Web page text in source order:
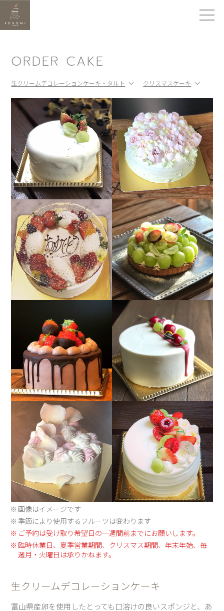
ORDER CAKE
生クリームデコレーションケーキ・タルト クリスマスケーキ
画像はイメージです
季節により使用するフルーツは変わります
ご予約は受け取り希望日の一週間前までにお願いします。
臨時休業日、夏季営業期間、クリスマス期間、年末年始、毎
週月・火曜日は承りかねます。
生クリームデコレーションケーキ
富山県産卵を使用したとっても口溶けの良いスポンジと、あ